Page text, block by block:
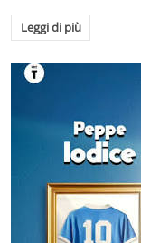
Leggi di più